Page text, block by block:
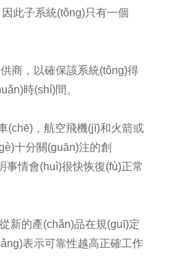
因此子系統(tǒng)只有一個
，以確保該系統(tǒng)得
(shí)間。
車(chē)，航空飛機(jī)和火箭或
十分關(guān)注的創
明事情會(huì)很快恢復(fù)正常
新的產(chǎn)品在規(guī)定
表示可靠性越高正確工作